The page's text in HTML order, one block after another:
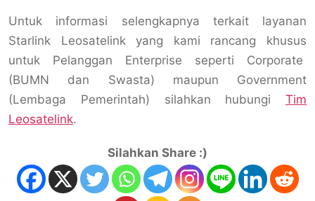
Untuk informasi selengkapnya terkait layanan
Starlink Leosatelink yang kami rancang khusus
untuk Pelanggan Enterprise seperti Corporate
(BUMN dan Swasta) maupun Government
(Lembaga Pemerintah) silahkan hubungi Tim
Leosatelink.
Silahkan Share :)